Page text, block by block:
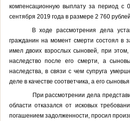
компенсационную выплату за период с
сентября 2019 года в размере 2 760
В ходе рассмотрения дела
гражданин на момент смерти состоял в
имел двоих взрослых сыновей, при
наследство после его смерти, а
наследства, в связи с чем супруга
деле в качестве соответчика, а его
При рассмотрении дела
области отказалсяот исковых
погашением задолженности, просил